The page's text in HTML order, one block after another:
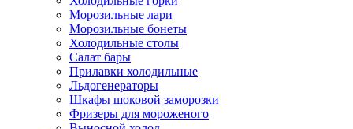
Морозильные лари
Морозильные бонеты
Холодильные столы
Салат бары
Прилавки холодильные
Льдогенераторы
Шкафы шоковой заморозки
Фризеры для мороженого